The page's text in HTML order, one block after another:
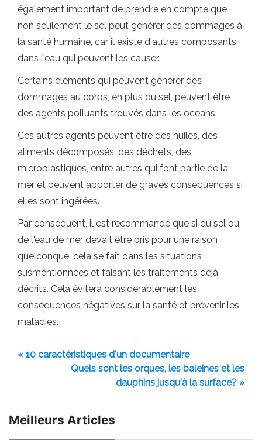
également important de prendre en compte que
non seulement le sel peut générer des dommages à
la santé humaine, car il existe d'autres composants
dans l'eau qui peuvent les causer.
Certains éléments qui peuvent générer des
dommages au corps, en plus du sel, peuvent être
des agents polluants trouvés dans les océans.
Ces autres agents peuvent être des huiles, des
aliments décomposés, des déchets, des
microplastiques, entre autres qui font partie de la
mer et peuvent apporter de graves conséquences si
elles sont ingérées.
Par conséquent, il est recommandé que si du sel ou
de l'eau de mer devait être pris pour une raison
quelconque, cela se fait dans les situations
susmentionnées et faisant les traitements déjà
décrits. Cela évitera considérablement les
conséquences négatives sur la santé et prévenir les
maladies.
« 10 caractéristiques d'un documentaire
Quels sont les orques, les baleines et les
dauphins jusqu'à la surface? »
Meilleurs Articles